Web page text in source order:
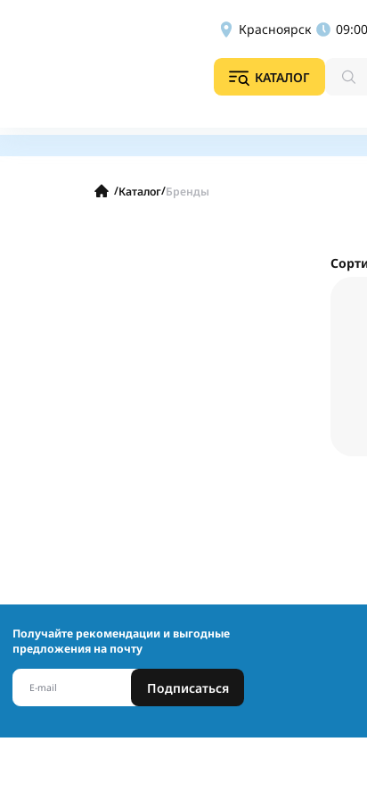
Красноярск
КАТАЛОГ
/Каталог/Бренды
Получайте рекомендации и выгодные
предложения на почту
Подписаться